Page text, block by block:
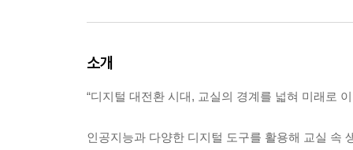
소개
“디지털 대전환 시대, 교실의 경계를 넓혀 미래로
인공지능과 다양한 디지털 도구를 활용해 교실 속